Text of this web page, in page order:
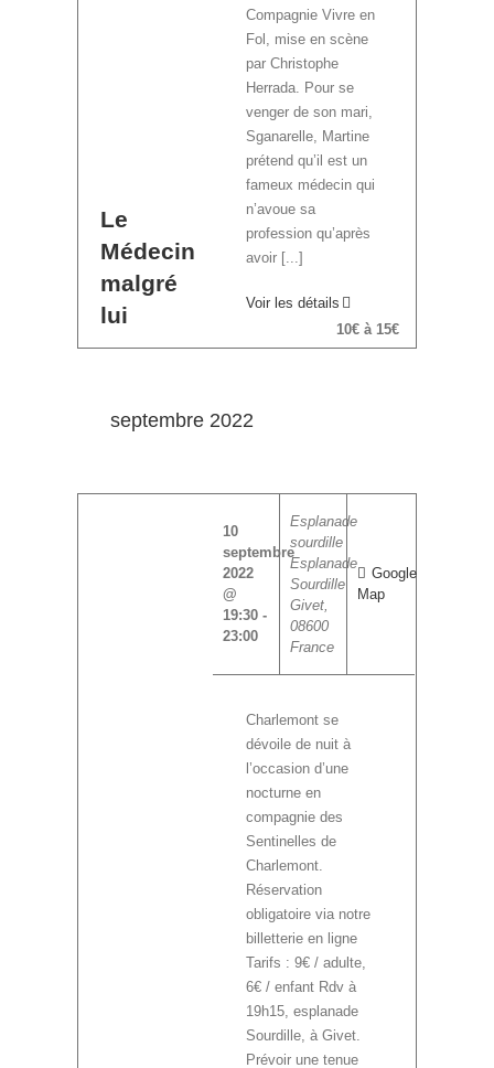
10€ à 15€
Le
Médecin
malgré
lui
Compagnie Vivre en
Fol, mise en scène
par Christophe
Herrada. Pour se
venger de son mari,
Sganarelle, Martine
prétend qu’il est un
fameux médecin qui
n’avoue sa
profession qu’après
avoir [...]
Voir les détails
septembre 2022
10
septembre
2022
@
19:30-
23:00
Esplanade
sourdille
Esplanade
Sourdille
Givet,
08600
France
Google
Map
Charlemont se
dévoile de nuit à
l’occasion d’une
nocturne en
compagnie des
Sentinelles de
Charlemont.
Réservation
obligatoire via notre
billetterie en ligne
Tarifs : 9€ / adulte,
6€ / enfant Rdv à
19h15, esplanade
Sourdille, à Givet.
Prévoir une tenue